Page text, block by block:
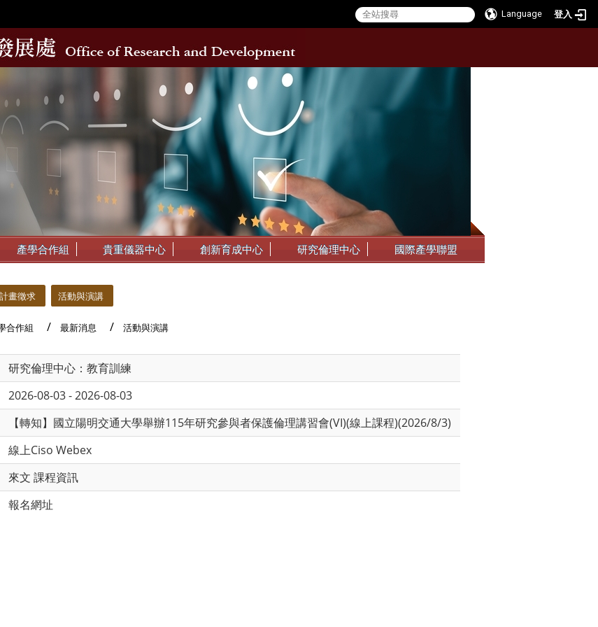
Language 登入
產學合作組 貴重儀器中心 創新育成中心 研究倫理中心 國際產學聯盟
計畫徵求 活動與演講
合作組 最新消息 活動與演講
研究倫理中心：教育訓練
2026-08-03 - 2026-08-03
【轉知】國立陽明交通大學舉辦115年研究參與者保護倫理講習會(VI)(線上課程)(2026/8/3)
線上Ciso Webex
來文 課程資訊
報名網址